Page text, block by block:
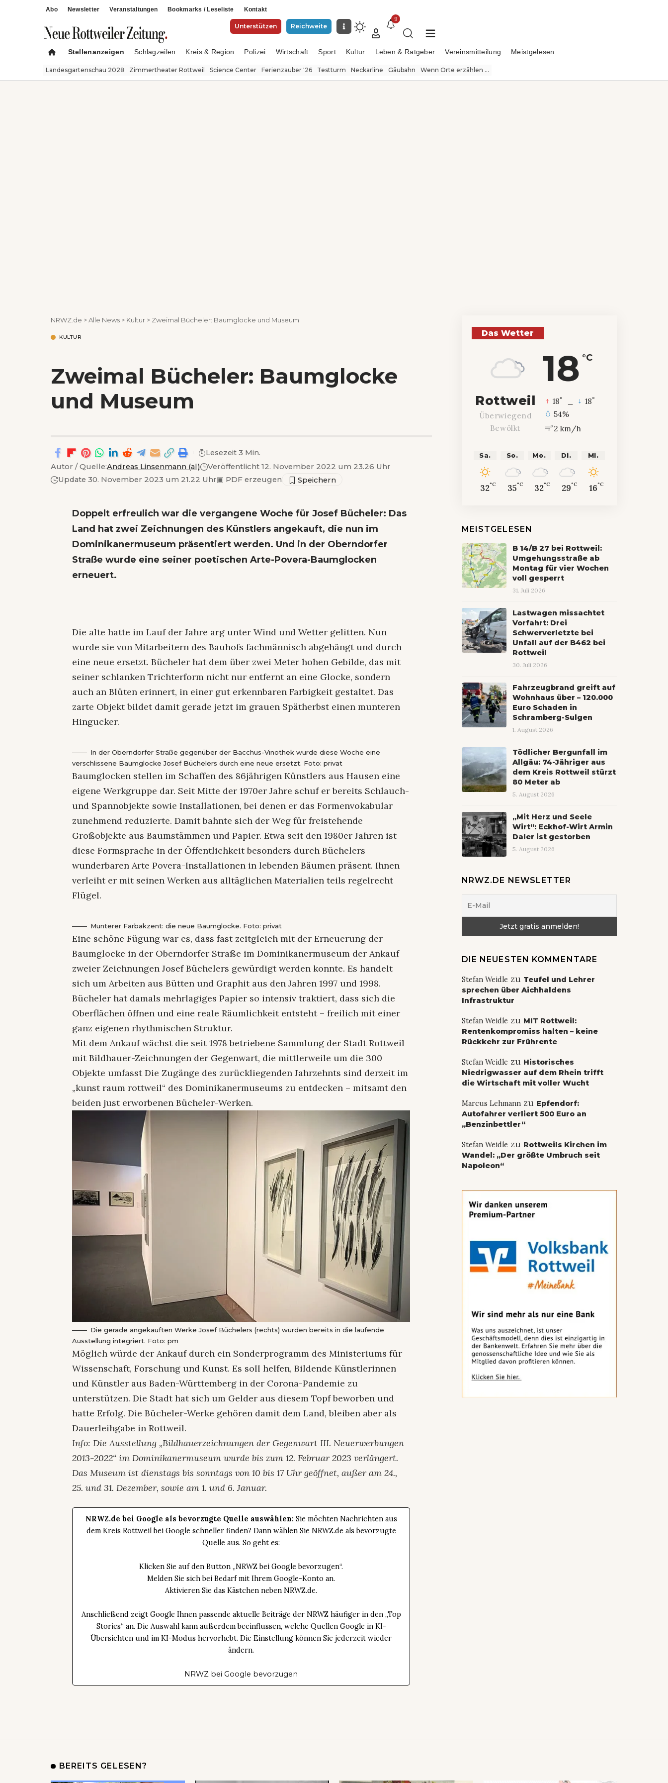
Abo Newsletter Veranstaltungen Bookmarks / Leseliste Kontakt
Unterstützen Reichweite
9
Stellenanzeigen Schlagzeilen Kreis & Region Polizei Wirtschaft Sport Kultur Leben & Ratgeber Vereinsmitteilung Meistgelesen
Landesgartenschau 2028 Zimmertheater Rottweil Science Center Ferienzauber '26 Testturm Neckarline Gäubahn Wenn Orte erzählen ...
NRWZ.de >Alle News > Kultur > Zweimal Bücheler: Baumglocke und Museum
KULTUR
Zweimal Bücheler: Baumglocke
und Museum
Autor / Quelle:Andreas Linsenmann (al)
Veröffentlicht 12. November 2022 um 23.26 Uhr
Update 30. November 2023 um 21.22 Uhr▣ PDF erzeugen
Lesezeit 3 Min.
Doppelt erfreulich war die vergangene Woche für Josef Bücheler: Das
Land hat zwei Zeichnungen des Künstlers angekauft, die nun im
Dominikanermuseum präsentiert werden. Und in der Oberndorfer
Straße wurde eine seiner poetischen Arte-Povera-Baumglocken
erneuert.
Die alte hatte im Lauf der Jahre arg unter Wind und Wetter gelitten. Nun
wurde sie von Mitarbeitern des Bauhofs fachmännisch abgehängt und durch
eine neue ersetzt. Bücheler hat dem über zwei Meter hohen Gebilde, das mit
seiner schlanken Trichterform nicht nur entfernt an eine Glocke, sondern
auch an Blüten erinnert, in einer gut erkennbaren Farbigkeit gestaltet. Das
zarte Objekt bildet damit gerade jetzt im grauen Spätherbst einen munteren
Hingucker.
In der Oberndorfer Straße gegenüber der Bacchus-Vinothek wurde diese Woche eine
verschlissene Baumglocke Josef Büchelers durch eine neue ersetzt. Foto: privat
Baumglocken stellen im Schaffen des 86jährigen Künstlers aus Hausen eine
eigene Werkgruppe dar. Seit Mitte der 1970er Jahre schuf er bereits Schlauch-
und Spannobjekte sowie Installationen, bei denen er das Formenvokabular
zunehmend reduzierte. Damit bahnte sich der Weg für freistehende
Großobjekte aus Baumstämmen und Papier. Etwa seit den 1980er Jahren ist
diese Formsprache in der Öffentlichkeit besonders durch Büchelers
wunderbaren Arte Povera-Installationen in lebenden Bäumen präsent. Ihnen
verleiht er mit seinen Werken aus alltäglichen Materialien teils regelrecht
Flügel.
Munterer Farbakzent: die neue Baumglocke. Foto: privat
Eine schöne Fügung war es, dass fast zeitgleich mit der Erneuerung der
Baumglocke in der Oberndorfer Straße im Dominikanermuseum der Ankauf
zweier Zeichnungen Josef Büchelers gewürdigt werden konnte. Es handelt
sich um Arbeiten aus Bütten und Graphit aus den Jahren 1997 und 1998.
Bücheler hat damals mehrlagiges Papier so intensiv traktiert, dass sich die
Oberflächen öffnen und eine reale Räumlichkeit entsteht – freilich mit einer
ganz eigenen rhythmischen Struktur.
Mit dem Ankauf wächst die seit 1978 betriebene Sammlung der Stadt Rottweil
mit Bildhauer-Zeichnungen der Gegenwart, die mittlerweile um die 300
Objekte umfasst Die Zugänge des zurückliegenden Jahrzehnts sind derzeit im
„kunst raum rottweil“ des Dominikanermuseums zu entdecken – mitsamt den
beiden just erworbenen Bücheler-Werken.
Die gerade angekauften Werke Josef Büchelers (rechts) wurden bereits in die laufende
Ausstellung integriert. Foto: pm
Möglich würde der Ankauf durch ein Sonderprogramm des Ministeriums für
Wissenschaft, Forschung und Kunst. Es soll helfen, Bildende Künstlerinnen
und Künstler aus Baden-Württemberg in der Corona-Pandemie zu
unterstützen. Die Stadt hat sich um Gelder aus diesem Topf beworben und
hatte Erfolg. Die Bücheler-Werke gehören damit dem Land, bleiben aber als
Dauerleihgabe in Rottweil.
Info: Die Ausstellung „Bildhauerzeichnungen der Gegenwart III. Neuerwerbungen
2013-2022“ im Dominikanermuseum wurde bis zum 12. Februar 2023 verlängert.
Das Museum ist dienstags bis sonntags von 10 bis 17 Uhr geöffnet, außer am 24.,
25. und 31. Dezember, sowie am 1. und 6. Januar.
NRWZ.de bei Google als bevorzugte Quelle auswählen: Sie möchten Nachrichten aus
dem Kreis Rottweil bei Google schneller finden? Dann wählen Sie NRWZ.de als bevorzugte
Quelle aus. So geht es:
Klicken Sie auf den Button „NRWZ bei Google bevorzugen“.
Melden Sie sich bei Bedarf mit Ihrem Google-Konto an.
Aktivieren Sie das Kästchen neben NRWZ.de.
Anschließend zeigt Google Ihnen passende aktuelle Beiträge der NRWZ häufiger in den „Top
Stories“ an. Die Auswahl kann außerdem beeinflussen, welche Quellen Google in KI-
Übersichten und im KI-Modus hervorhebt. Die Einstellung können Sie jederzeit wieder
ändern.
NRWZ bei Google bevorzugen
Das Wetter
18 °C
Rottweil
Überwiegend
Bewölkt
18° 18°
54%
2 km/h
Sa.
32°C
So.
35°C
Mo.
32°C
Di.
29°C
Mi.
16°C
MEISTGELESEN
B 14/B 27 bei Rottweil:
Umgehungsstraße ab
Montag für vier Wochen
voll gesperrt
31. Juli 2026
Lastwagen missachtet
Vorfahrt: Drei
Schwerverletzte bei
Unfall auf der B462 bei
Rottweil
30. Juli 2026
Fahrzeugbrand greift auf
Wohnhaus über – 120.000
Euro Schaden in
Schramberg-Sulgen
1. August 2026
Tödlicher Bergunfall im
Allgäu: 74-Jähriger aus
dem Kreis Rottweil stürzt
80 Meter ab
5. August 2026
„Mit Herz und Seele
Wirt“: Eckhof-Wirt Armin
Daler ist gestorben
5. August 2026
NRWZ.DE NEWSLETTER
DIE NEUESTEN KOMMENTARE
Stefan Weidle zu Teufel und Lehrer
sprechen über Aichhaldens
Infrastruktur
Stefan Weidle zu MIT Rottweil:
Rentenkompromiss halten – keine
Rückkehr zur Frührente
Stefan Weidle zu Historisches
Niedrigwasser auf dem Rhein trifft
die Wirtschaft mit voller Wucht
Marcus Lehmannzu Epfendorf:
Autofahrer verliert 500 Euro an
„Benzinbettler“
Stefan Weidle zu Rottweils Kirchen im
Wandel: „Der größte Umbruch seit
Napoleon“
BEREITS GELESEN?